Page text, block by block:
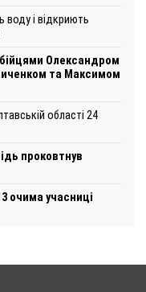
воду і відкриють
Олександром
та Максимом
області 24
проковтнув
очима учасниці